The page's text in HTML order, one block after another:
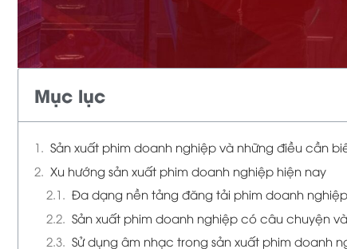
Mục lục
Sản xuất phim doanh nghiệp và những điều cần
Xu hướng sản xuất phim doanh nghiệp hiện nay
Đa dạng nền tảng đăng tải phim doanh nghiệp
Sản xuất phim doanh nghiệp có câu chuyện
Sử dụng âm nhạc trong sản xuất phim doanh